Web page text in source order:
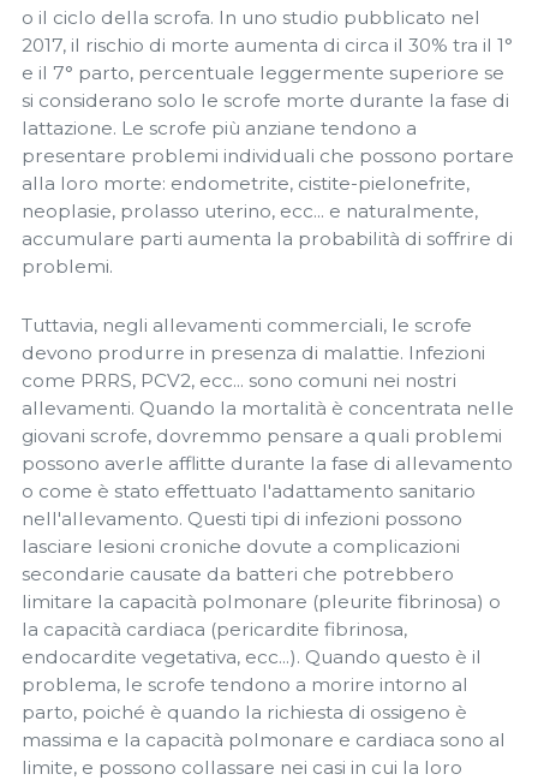
o il ciclo della scrofa. In uno studio pubblicato nel
2017, il rischio di morte aumenta di circa il 30% tra il 1°
e il 7° parto, percentuale leggermente superiore se
si considerano solo le scrofe morte durante la fase di
lattazione. Le scrofe più anziane tendono a
presentare problemi individuali che possono portare
alla loro morte: endometrite, cistite-pielonefrite,
neoplasie, prolasso uterino, ecc... e naturalmente,
accumulare parti aumenta la probabilità di soffrire di
problemi.
Tuttavia, negli allevamenti commerciali, le scrofe
devono produrre in presenza di malattie. Infezioni
come PRRS, PCV2, ecc... sono comuni nei nostri
allevamenti. Quando la mortalità è concentrata nelle
giovani scrofe, dovremmo pensare a quali problemi
possono averle afflitte durante la fase di allevamento
o come è stato effettuato l'adattamento sanitario
nell'allevamento. Questi tipi di infezioni possono
lasciare lesioni croniche dovute a complicazioni
secondarie causate da batteri che potrebbero
limitare la capacità polmonare (pleurite fibrinosa) o
la capacità cardiaca (pericardite fibrinosa,
endocardite vegetativa, ecc...). Quando questo è il
problema, le scrofe tendono a morire intorno al
parto, poiché è quando la richiesta di ossigeno è
massima e la capacità polmonare e cardiaca sono al
limite, e possono collassare nei casi in cui la loro